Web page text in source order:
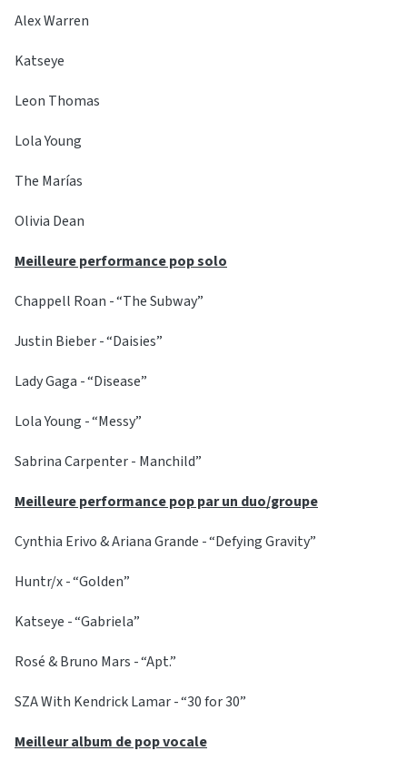
Alex Warren
Katseye
Leon Thomas
Lola Young
The Marías
Olivia Dean
Meilleure performance pop solo
Chappell Roan - “The Subway”
Justin Bieber - “Daisies”
Lady Gaga - “Disease”
Lola Young - “Messy”
Sabrina Carpenter - Manchild”
Meilleure performance pop par un duo/groupe
Cynthia Erivo & Ariana Grande - “Defying Gravity”
Huntr/x - “Golden”
Katseye - “Gabriela”
Rosé & Bruno Mars - “Apt.”
SZA With Kendrick Lamar - “30 for 30”
Meilleur album de pop vocale